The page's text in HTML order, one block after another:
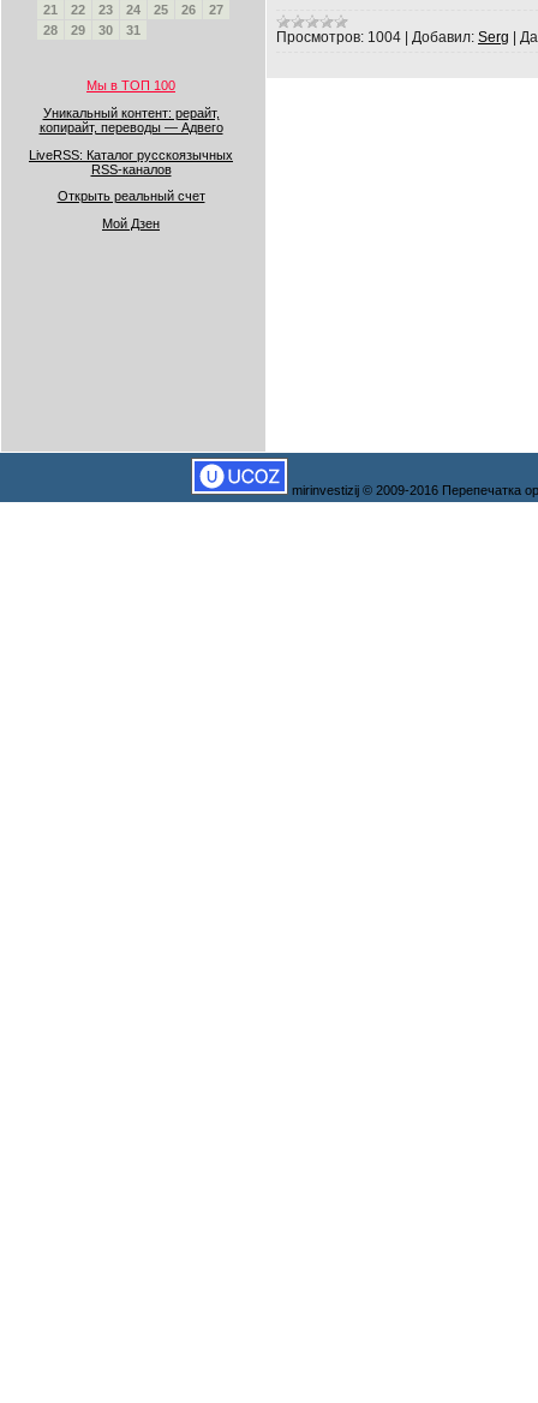
21
22 23 24 25 26
27
28
29 30 31
Мы в ТОП 100
Уникальный контент: рерайт,
копирайт, переводы — Адвего
LiveRSS: Каталог русскоязычных
RSS-каналов
Открыть реальный счет
Мой Дзен
Просмотров: 1004 Добавил: Serg
mirinvestizij © 2009-2016 Перепечатка